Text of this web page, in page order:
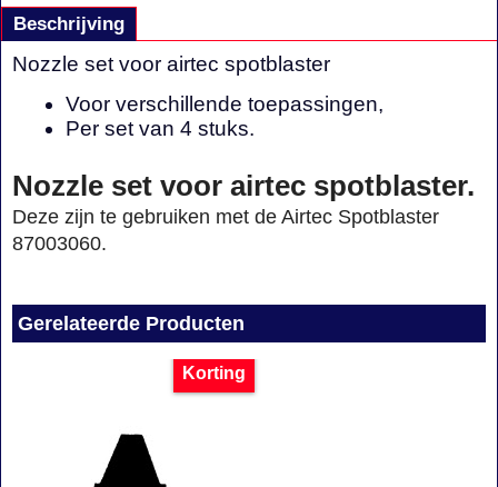
Beschrijving
Nozzle set voor airtec spotblaster
Voor verschillende toepassingen,
Per set van 4 stuks.
Nozzle set voor airtec spotblaster.
Deze zijn te gebruiken met de Airtec Spotblaster
87003060.
Gerelateerde Producten
Korting